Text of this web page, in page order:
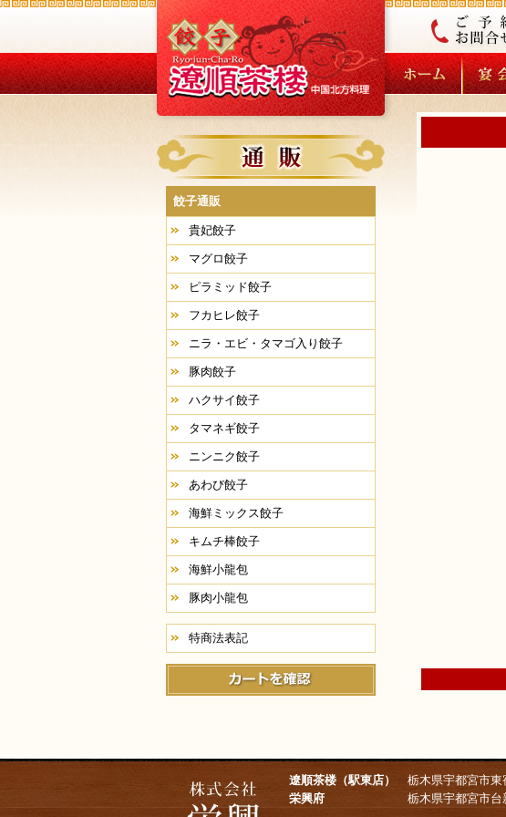
餃子通販
貴妃餃子
マグロ餃子
ピラミッド餃子
フカヒレ餃子
ニラ・エビ・タマゴ入り餃子
豚肉餃子
ハクサイ餃子
タマネギ餃子
ニンニク餃子
あわび餃子
海鮮ミックス餃子
キムチ棒餃子
海鮮小龍包
豚肉小龍包
特商法表記
遼順茶楼（駅東店）
栃木県宇都宮市
栄興府栃木県宇都宮市台新田